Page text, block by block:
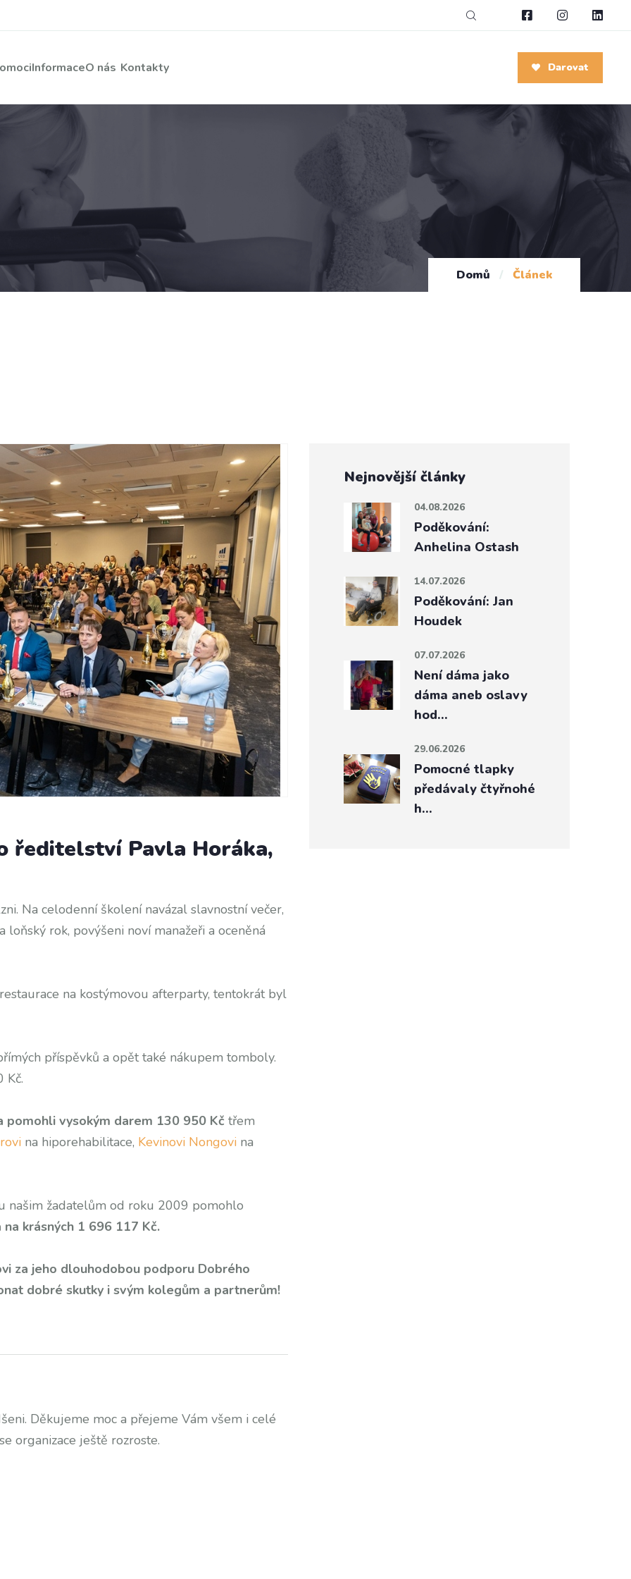
InformaceO nás Kontakty Darovat
Domů / Článek
ředitelství Pavla Horáka,
Na celodenní školení navázal slavnostní večer,
rok, povýšeni noví manažeři a oceněná
na kostýmovou afterparty, tentokrát byl
příspěvků a opět také nákupem tomboly.
Kč.
pomohli vysokým darem 130 950 Kč třem
na hiporehabilitace, Kevinovi Nongovi na
našim žadatelům od roku 2009 pomohlo
krásných 1 696 117 Kč.
za jeho dlouhodobou podporu Dobrého
dobré skutky i svým kolegům a partnerům!
Děkujeme moc a přejeme Vám všem i celé
organizace ještě rozroste.
Nejnovější články
04.08.2026
Poděkování:
Anhelina Ostash
14.07.2026
Poděkování: Jan
Houdek
07.07.2026
Není dáma jako
dáma aneb oslavy
hod…
29.06.2026
Pomocné tlapky
předávaly čtyřnohé
h…